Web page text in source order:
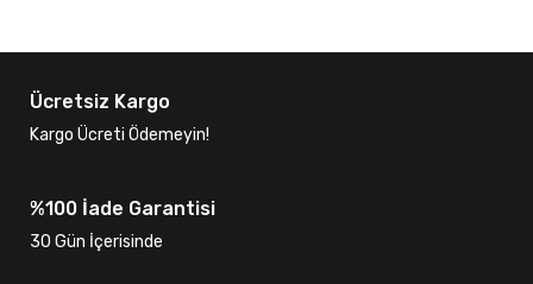
Ücretsiz Kargo
Kargo Ücreti Ödemeyin!
%100 İade Garantisi
30 Gün İçerisinde